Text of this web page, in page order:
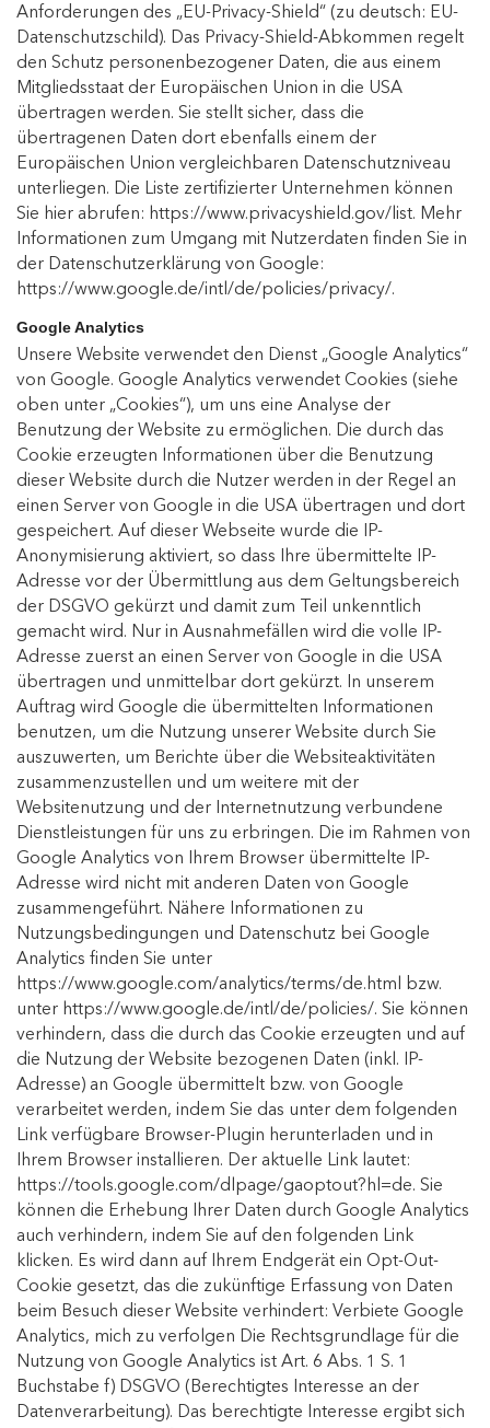
Anforderungen des „EU-Privacy-Shield“ (zu deutsch: EU-
Datenschutzschild). Das Privacy-Shield-Abkommen regelt
den Schutz personenbezogener Daten, die aus einem
Mitgliedsstaat der Europäischen Union in die USA
übertragen werden. Sie stellt sicher, dass die
übertragenen Daten dort ebenfalls einem der
Europäischen Union vergleichbaren Datenschutzniveau
unterliegen. Die Liste zertifizierter Unternehmen können
Sie hier abrufen: https://www.privacyshield.gov/list. Mehr
Informationen zum Umgang mit Nutzerdaten finden Sie in
der Datenschutzerklärung von Google:
https://www.google.de/intl/de/policies/privacy/.
Google Analytics
Unsere Website verwendet den Dienst „Google Analytics“
von Google. Google Analytics verwendet Cookies (siehe
oben unter „Cookies“), um uns eine Analyse der
Benutzung der Website zu ermöglichen. Die durch das
Cookie erzeugten Informationen über die Benutzung
dieser Website durch die Nutzer werden in der Regel an
einen Server von Google in die USA übertragen und dort
gespeichert. Auf dieser Webseite wurde die IP-
Anonymisierung aktiviert, so dass Ihre übermittelte IP-
Adresse vor der Übermittlung aus dem Geltungsbereich
der DSGVO gekürzt und damit zum Teil unkenntlich
gemacht wird. Nur in Ausnahmefällen wird die volle IP-
Adresse zuerst an einen Server von Google in die USA
übertragen und unmittelbar dort gekürzt. In unserem
Auftrag wird Google die übermittelten Informationen
benutzen, um die Nutzung unserer Website durch Sie
auszuwerten, um Berichte über die Websiteaktivitäten
zusammenzustellen und um weitere mit der
Websitenutzung und der Internetnutzung verbundene
Dienstleistungen für uns zu erbringen. Die im Rahmen von
Google Analytics von Ihrem Browser übermittelte IP-
Adresse wird nicht mit anderen Daten von Google
zusammengeführt. Nähere Informationen zu
Nutzungsbedingungen und Datenschutz bei Google
Analytics finden Sie unter
https://www.google.com/analytics/terms/de.html bzw.
unter https://www.google.de/intl/de/policies/. Sie können
verhindern, dass die durch das Cookie erzeugten und auf
die Nutzung der Website bezogenen Daten (inkl. IP-
Adresse) an Google übermittelt bzw. von Google
verarbeitet werden, indem Sie das unter dem folgenden
Link verfügbare Browser-Plugin herunterladen und in
Ihrem Browser installieren. Der aktuelle Link lautet:
https://tools.google.com/dlpage/gaoptout?hl=de. Sie
können die Erhebung Ihrer Daten durch Google Analytics
auch verhindern, indem Sie auf den folgenden Link
klicken. Es wird dann auf Ihrem Endgerät ein Opt-Out-
Cookie gesetzt, das die zukünftige Erfassung von Daten
beim Besuch dieser Website verhindert: Verbiete Google
Analytics, mich zu verfolgen Die Rechtsgrundlage für die
Nutzung von Google Analytics ist Art. 6 Abs. 1 S. 1
Buchstabe f) DSGVO (Berechtigtes Interesse an der
Datenverarbeitung). Das berechtigte Interesse ergibt sich